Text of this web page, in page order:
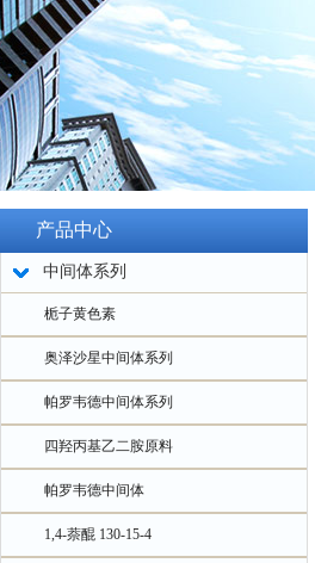
产品中心
中间体系列
栀子黄色素
奥泽沙星中间体系列
帕罗韦德中间体系列
四羟丙基乙二胺原料
帕罗韦德中间体
1,4-萘醌 130-15-4